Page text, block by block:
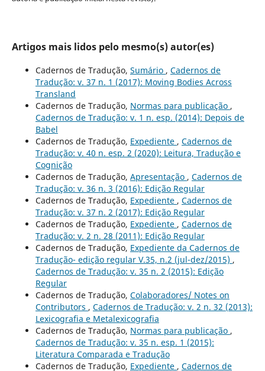
Artigos mais lidos pelo mesmo(s) autor(es)
Cadernos de Tradução, Sumário , Cadernos de
Tradução: v. 37 n. 1 (2017): Moving Bodies Across
Transland
Cadernos de Tradução, Normas para publicação ,
Cadernos de Tradução: v. 1 n. esp. (2014): Depois de
Babel
Cadernos de Tradução, Expediente , Cadernos de
Tradução: v. 40 n. esp. 2 (2020): Leitura, Tradução e
Cognição
Cadernos de Tradução, Apresentação , Cadernos de
Tradução: v. 36 n. 3 (2016): Edição Regular
Cadernos de Tradução, Expediente , Cadernos de
Tradução: v. 37 n. 2 (2017): Edição Regular
Cadernos de Tradução, Expediente , Cadernos de
Tradução: v. 2 n. 28 (2011): Edição Regular
Cadernos de Tradução, Expediente da Cadernos de
Tradução- edição regular V.35, n.2 (jul-dez/2015) ,
Cadernos de Tradução: v. 35 n. 2 (2015): Edição
Regular
Cadernos de Tradução, Colaboradores/ Notes on
Contributors , Cadernos de Tradução: v. 2 n. 32 (2013):
Lexicografia e Metalexicografia
Cadernos de Tradução, Normas para publicação ,
Cadernos de Tradução: v. 35 n. esp. 1 (2015):
Literatura Comparada e Tradução
Cadernos de Tradução, Expediente , Cadernos de